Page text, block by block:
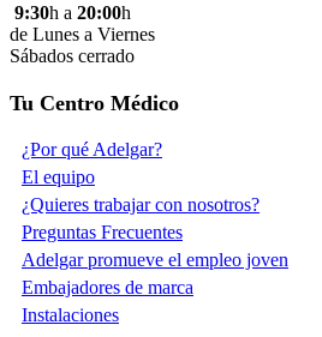
9:30h a 20:00h
de Lunes a Viernes
Sábados cerrado
Tu Centro Médico
¿Por qué Adelgar?
El equipo
¿Quieres trabajar con nosotros?
Preguntas Frecuentes
Adelgar promueve el empleo joven
Embajadores de marca
Instalaciones